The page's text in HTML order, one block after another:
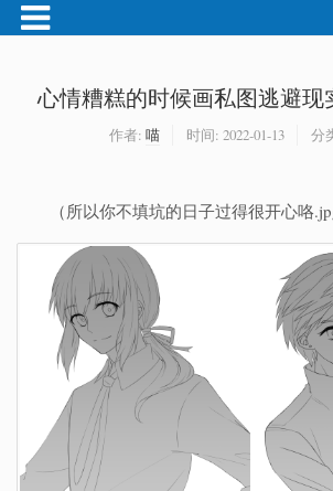
心情糟糕的时候画私图逃避现
作者: 喵 时间: 2022-01-13 分
（所以你不填坑的日子过得很开心咯